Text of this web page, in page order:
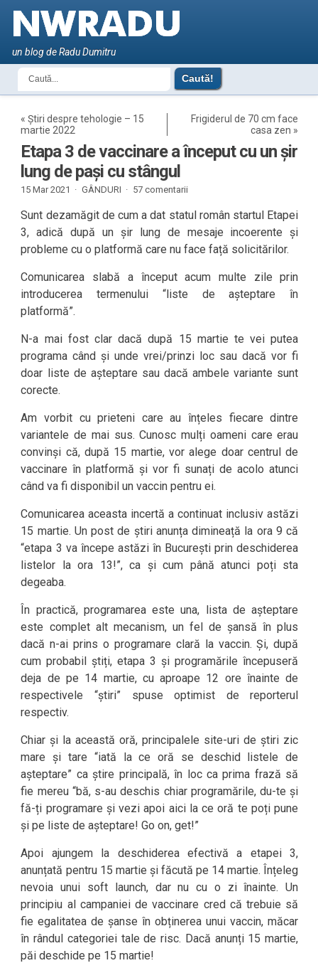
un blog de Radu Dumitru
«Știri despre tehologie – 15
martie 2022
Frigiderul de 70 cm face
casa zen »
Etapa 3 de vaccinare a început cu un șir
lung de pași cu stângul
15 Mar 2021 · GÂNDURI · 57 comentarii
Sunt dezamăgit de cum a dat statul român startul Etapei
3, adică după un șir lung de mesaje incoerente și
probleme cu o platformă care nu face față solicitărilor.
Comunicarea slabă a început acum multe zile prin
introducerea termenului “liste de așteptare în
platformă”.
N-a mai fost clar dacă după 15 martie te vei putea
programa când și unde vrei/prinzi loc sau dacă vor fi
doar liste de așteptare sau dacă ambele variante sunt
corecte.
Am vorbit cu prieteni care au înțeles fiecare dintre
variantele de mai sus. Cunosc mulți oameni care erau
convinși că, după 15 martie, vor alege doar centrul de
vaccinare în platformă și vor fi sunați de acolo atunci
când va fi disponibil un vaccin pentru ei.
Comunicarea aceasta incertă a continuat inclusiv astăzi
15 martie. Un post de știri anunța dimineață la ora 9 că
“etapa 3 va începe astăzi în București prin deschiderea
listelor la ora 13!”, ca și cum până atunci poți sta
degeaba.
În practică, programarea este una, lista de așteptare
este complet alt mecanism, un fel de șansă în plus
dacă n-ai prins o programare clară la vaccin. Și, după
cum probabil știți, etapa 3 și programările începuseră
deja de pe 14 martie, cu aproape 12 ore înainte de
respectivele “știri” spuse optimist de reporterul
respectiv.
Chiar și la această oră, principalele site-uri de știri zic
mare și tare “iată la ce oră se deschid listele de
așteptare” ca știre principală, în loc ca prima frază să
fie mereu “bă, s-au deschis chiar programările, du-te și
fă-ți programare și vezi apoi aici la ce oră te poți pune
și pe liste de așteptare! Go on, get!”
Apoi ajungem la deschiderea efectivă a etapei 3,
anunțată pentru 15 martie și făcută pe 14 martie. Înțeleg
nevoia unui soft launch, dar nu cu o zi înainte. Un
principiu al campaniei de vaccinare cred că trebuie să
fie egalitatea de șanse în obținerea unui vaccin, măcar
în rândul categoriei tale de risc. Dacă anunți 15 martie,
păi deschide pe 15 martie!